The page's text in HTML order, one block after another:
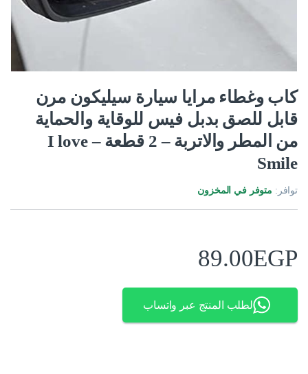
كاب وغطاء مرايا سيارة سيليكون مرن
قابل للصق بدبل فيس للوقاية والحماية
من المطر والاتربة – 2 قطعة – I love
Smile
توافر: متوفر في المخزون
89.00EGP
لطلب المنتج عبر واتساب